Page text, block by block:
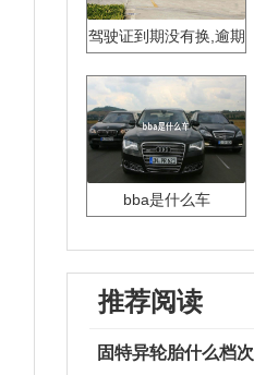
驾驶证到期没有换,逾期
bba是什么车
推荐阅读
固特异轮胎什么档次